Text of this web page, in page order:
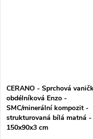
CERANO - Sprchová
obdélníková Enzo -
SMC/minerální kompozit -
strukturovaná bílá matná -
150x90x3 cm